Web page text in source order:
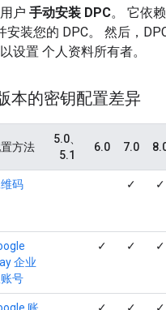
户 手动安装 DPC。 它依
安装您的 DPC。 然后，
设置 个人资料所有者。
本的密钥配置差异
方法
5.0、
5.1
6.0 7.0
码 ✓ ✓
企业
号
✓ ✓ ✓